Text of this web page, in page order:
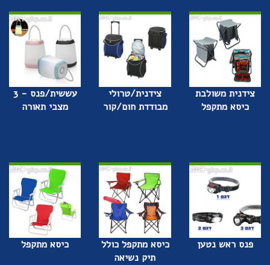
צידנית משולבת
כיסא מתקפל
צידנית/טרולי
מבודדת חום/קור
עששית/פנס - 3
מצבי תאורה
פנס ראש נטען
כיסא מתקפל כולל
תיק נשיאה
כיסא מתקפל